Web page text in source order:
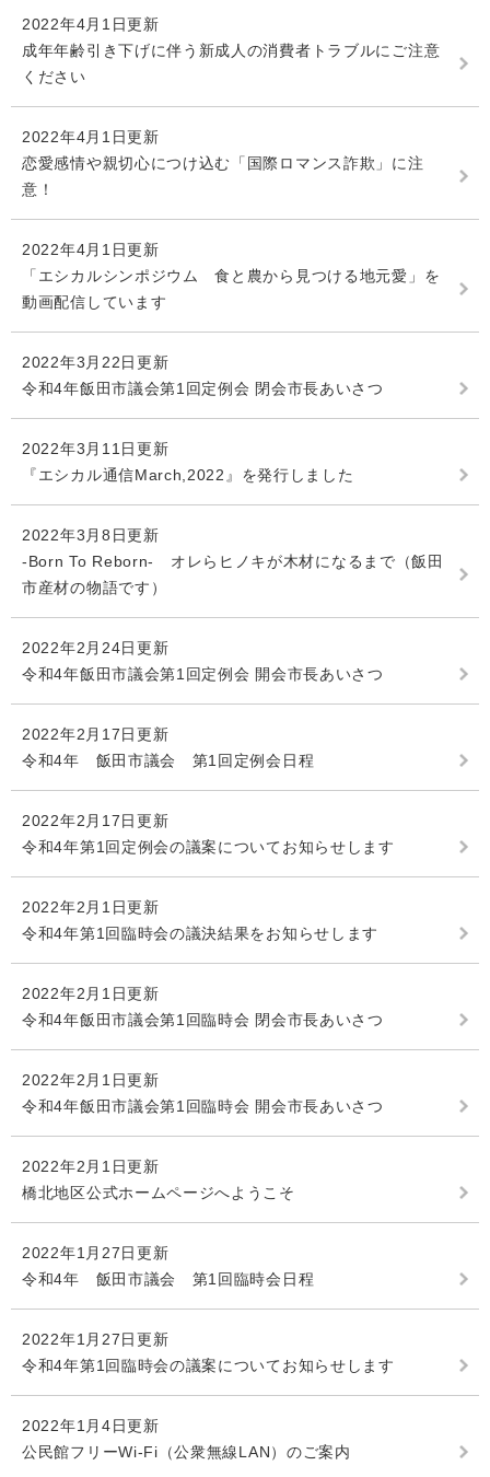
2022年4月1日更新
成年年齢引き下げに伴う新成人の消費者トラブルにご注意
ください
2022年4月1日更新
恋愛感情や親切心につけ込む「国際ロマンス詐欺」に注
意！
2022年4月1日更新
「エシカルシンポジウム 食と農から見つける地元愛」を
動画配信しています
2022年3月22日更新
令和4年飯田市議会第1回定例会 閉会市長あいさつ
2022年3月11日更新
『エシカル通信March,2022』を発行しました
2022年3月8日更新
-Born To Reborn- オレらヒノキが木材になるまで（飯田
市産材の物語です）
2022年2月24日更新
令和4年飯田市議会第1回定例会 開会市長あいさつ
2022年2月17日更新
令和4年 飯田市議会 第1回定例会日程
2022年2月17日更新
令和4年第1回定例会の議案についてお知らせします
2022年2月1日更新
令和4年第1回臨時会の議決結果をお知らせします
2022年2月1日更新
令和4年飯田市議会第1回臨時会 閉会市長あいさつ
2022年2月1日更新
令和4年飯田市議会第1回臨時会 開会市長あいさつ
2022年2月1日更新
橋北地区公式ホームページへようこそ
2022年1月27日更新
令和4年 飯田市議会 第1回臨時会日程
2022年1月27日更新
令和4年第1回臨時会の議案についてお知らせします
2022年1月4日更新
公民館フリーWi-Fi（公衆無線LAN）のご案内